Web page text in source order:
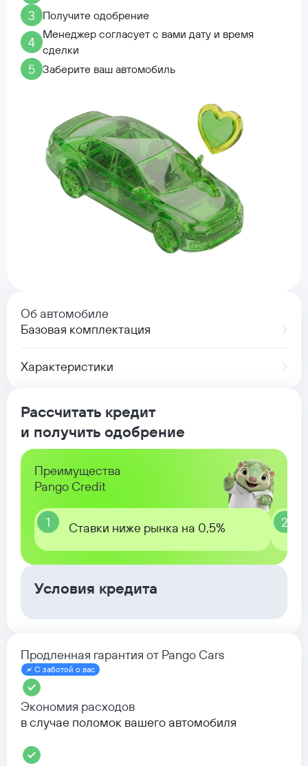
3 Получите одобрение
4
Менеджер согласует с вами дату и время
сделки
5 Заберите ваш автомобиль
Об автомобиле
Базовая комплектация
Характеристики
Рассчитать кредит
и получить одобрение
Преимущества
Pango Credit
1 Ставки ниже рынка на 0,5% 2
Условия кредита
Продленная гарантия от Pango Cars
С заботой о вас
Экономия расходов
в случае поломок вашего автомобиля